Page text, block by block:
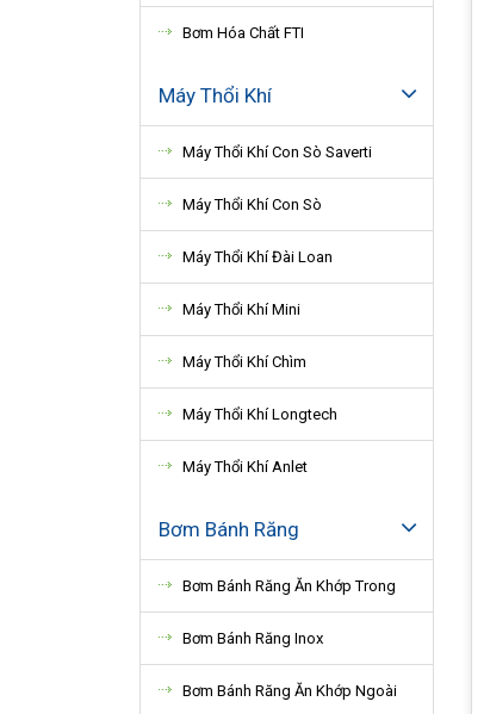
Bơm Hóa Chất FTI
Máy Thổi Khí
Máy Thổi Khí Con Sò Saverti
Máy Thổi Khí Con Sò
Máy Thổi Khí Đài Loan
Máy Thổi Khí Mini
Máy Thổi Khí Chìm
Máy Thổi Khí Longtech
Máy Thổi Khí Anlet
Bơm Bánh Răng
Bơm Bánh Răng Ăn Khớp Trong
Bơm Bánh Răng Inox
Bơm Bánh Răng Ăn Khớp Ngoài